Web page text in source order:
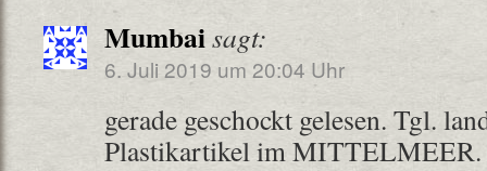
Mumbaisagt:
6. Juli 2019 um 20:04 Uhr
gerade geschockt gelesen. Tgl.
Plastikartikel im MITTELMEER.